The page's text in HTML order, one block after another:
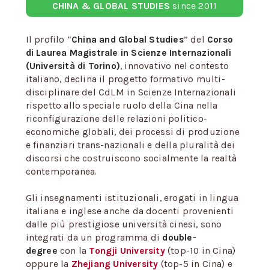
Il profilo “China and Global Studies” del Corso
di Laurea Magistrale in Scienze Internazionali
(Università di Torino), innovativo nel contesto
italiano, declina il progetto formativo multi-
disciplinare del CdLM in Scienze Internazionali
rispetto allo speciale ruolo della Cina nella
riconfigurazione delle relazioni politico-
economiche globali, dei processi di produzione
e finanziari trans-nazionali e della pluralità dei
discorsi che costruiscono socialmente la realtà
contemporanea.
Gli insegnamenti istituzionali, erogati in lingua
italiana e inglese anche da docenti provenienti
dalle più prestigiose università cinesi, sono
integrati da un programma di double-
degree con la Tongji University(top-10 in Cina)
oppure la Zhejiang University (top-5 in Cina) e
CHINA & GLOBAL STUDIES since 2011